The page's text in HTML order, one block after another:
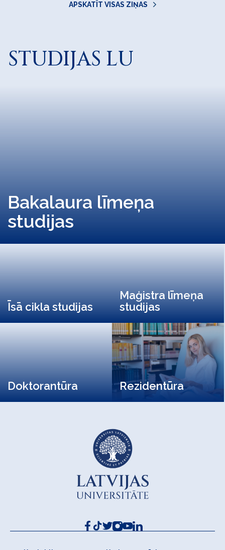
APSKATĪT VISAS ZIŅAS
STUDIJAS LU
Bakalaura līmeņa
studijas
Īsā cikla studijas
Maģistra līmeņa
studijas
Doktorantūra Rezidentūra